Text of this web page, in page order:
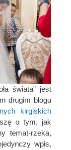
świata” jest
drugim blogu
kirgiskich
o tym, jak
temat-rzeka,
wpis,